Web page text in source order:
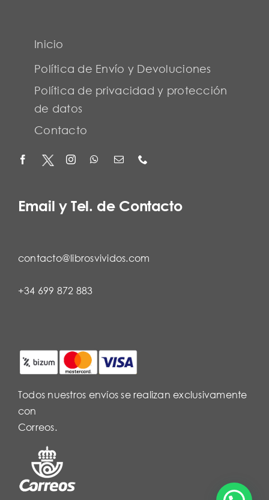
Inicio
Política de Envío y Devoluciones
Política de privacidad y protección
de datos
Contacto
Email y Tel. de Contacto
contacto@librosvividos.com
+34 699 872 883
Todos nuestros envíos se realizan exclusivamente
con
Correos.